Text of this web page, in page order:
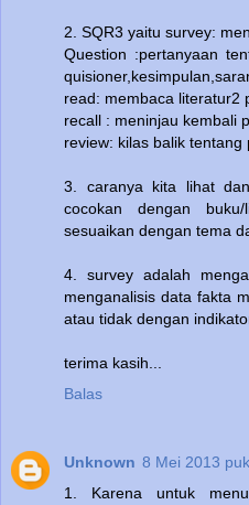
2. SQR3 yaitu survey:
Question :pertanyaan
read: membaca literatur2
recall : meninjau kembali
review: kilas balik tentang
3. caranya kita lihat
cocokan dengan
sesuaikan dengan tema
4. survey adalah
menganalisis data fakta
atau tidak dengan
terima kasih...
Balas
Unknown 8 Mei 2013
1. Karena untuk